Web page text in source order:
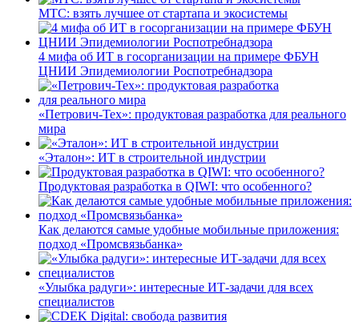
МТС: взять лучшее от стартапа и экосистемы
4 мифа об ИТ в госорганизации на примере ФБУН
ЦНИИ Эпидемиологии Роспотребнадзора
«Петрович-Тех»: продуктовая разработка для реального
мира
«Эталон»: ИТ в строительной индустрии
Продуктовая разработка в QIWI: что особенного?
Как делаются самые удобные мобильные приложения:
подход «Промсвязьбанка»
«Улыбка радуги»: интересные ИТ-задачи для всех
специалистов